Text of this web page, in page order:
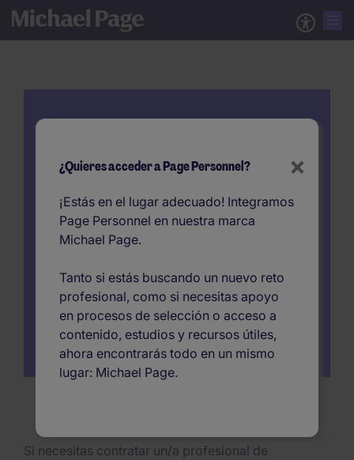
¿Cuál es la estrategia más efectiva para atraer
en un mercado tan competitivo? Necesitas un
experto de tu lado, alguien que entienda lo que
impulsa el talento IT. Nuestro equipo
candidato/a ideal para cada puesto, y lo mejor
de todo, ¡en un tiempo récord!
Contacta con nosotros
Si necesitas contratar un/a profesional de
×
¿Quieres acceder a Page Personnel?
¡Estás en el lugar adecuado! Integramos
Page Personnel en nuestra marca
Michael Page.
Tanto si estás buscando un nuevo reto
profesional, como si necesitas apoyo
en procesos de selección o acceso a
contenido, estudios y recursos útiles,
ahora encontrarás todo en un mismo
lugar: Michael Page.